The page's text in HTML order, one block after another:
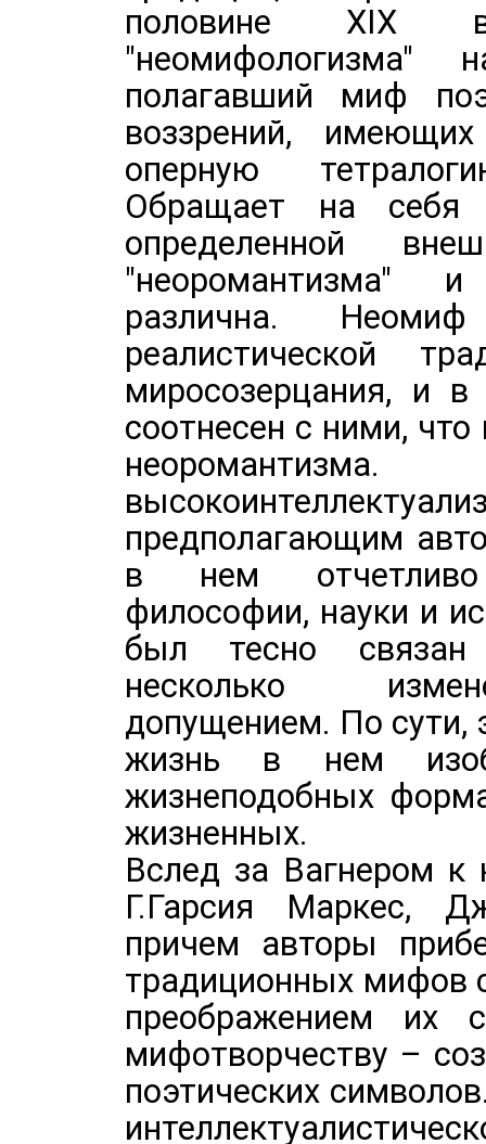
половине XIX
полагавший миф
воззрений,
оперную
Обращает на себя
определенной
"неоромантизма"
различна.
реалистической
миросозерцания, и
соотнесен с ними,
предполагающим
в нем отчетливо
философии, науки и
был тесно
несколько
допущением. По сути,
жизнь в нем
жизнеподобных
жизненных.
Вслед за Вагнером к
Г.Гарсия Маркес,
причем авторы
традиционных мифов
преображением их
мифотворчеству –
поэтических